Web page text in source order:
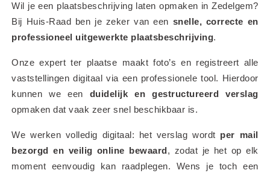
Wil je een plaatsbeschrijving laten opmaken in Zedelgem?
Bij Huis-Raad ben je zeker van een snelle, correcte en
professioneel uitgewerkte plaatsbeschrijving.
Onze expert ter plaatse maakt foto’s en registreert alle
vaststellingen digitaal via een professionele tool. Hierdoor
kunnen we een duidelijk en gestructureerd verslag
opmaken dat vaak zeer snel beschikbaar is.
We werken volledig digitaal: het verslag wordt per mail
bezorgd en veilig online bewaard , zodat je het op elk
moment eenvoudig kan raadplegen. Wens je toch een